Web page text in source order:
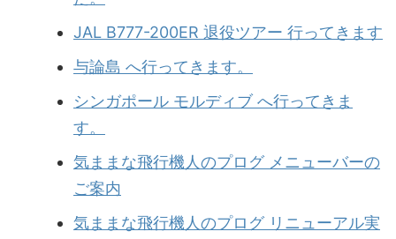
JAL B777-200ER 退役ツアー 行ってきます
与論島 へ行ってきます。
シンガポール モルディブ へ行ってきま
す。
気ままな飛行機人のプログ メニューバーの
ご案内
気ままな飛行機人のプログ リニューアル実